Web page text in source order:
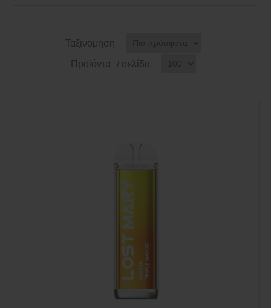
Ταξινόμηση
Προϊόντα
/ σελίδα